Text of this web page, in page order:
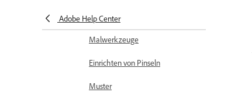
Adobe Help Center
Malen – Übersicht
Malwerkzeuge
Einrichten von Pinseln
Muster